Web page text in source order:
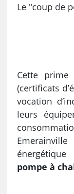
Le "coup de
Cette
(certificats
vocation
leurs
pompe à